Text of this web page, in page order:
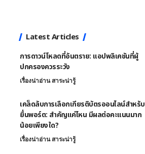
Latest Articles
การดาวน์โหลดที่อันตราย: แอปพลิเคชันที่ผู้
ปกครองควรระวัง
เรื่องน่าอ่าน สาระน่ารู้
เคล็ดลับการเลือกเกียรติบัตรออนไลน์สำหรับ
ยื่นพอร์ต: สำคัญแค่ไหน มีผลต่อคะแนนมาก
น้อยเพียงใด?
เรื่องน่าอ่าน สาระน่ารู้